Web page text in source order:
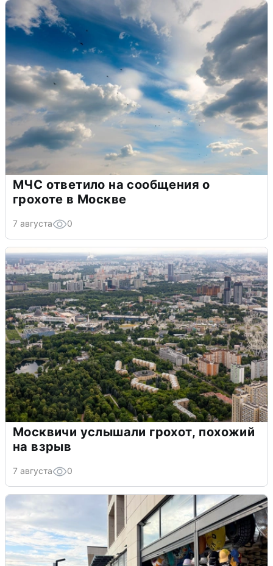
МЧС ответило на сообщения о
грохоте в Москве
7 августа 0
Москвичи услышали грохот, похожий
на взрыв
7 августа 0